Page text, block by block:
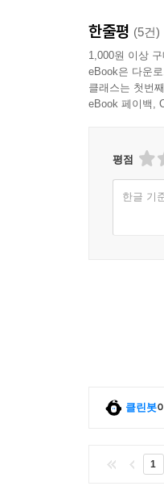
한줄평 (5건)
1,000원 이상
eBook은 다운
클래스는 첫번
eBook 페이백,
평점
한글 기
클린봇
1